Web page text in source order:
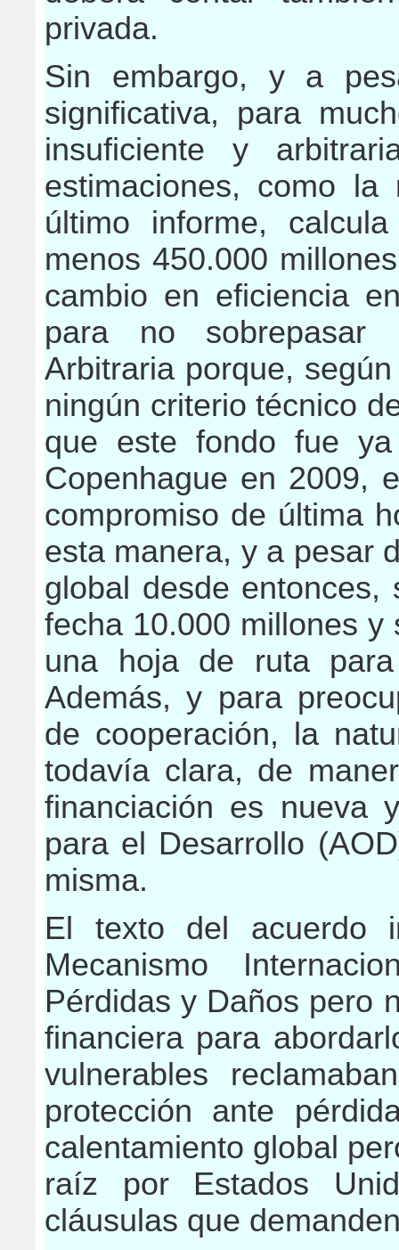
privada.
Sin embargo, y a
significativa, para
insuficiente y
estimaciones, como
último informe,
menos 450.000
cambio en eficiencia
para no sobrepasar
Arbitraria porque,
ningún criterio técnico
que este fondo fue
Copenhague en 2009,
compromiso de última
esta manera, y a pesar
global desde
fecha 10.000 millones
una hoja de ruta para
Además, y para
de cooperación, la
todavía clara, de
financiación es nueva
para el Desarrollo
misma.
El texto del acuerdo
Mecanismo
Pérdidas y Daños pero
financiera para
vulnerables
protección ante
calentamiento global
raíz por Estados
cláusulas que